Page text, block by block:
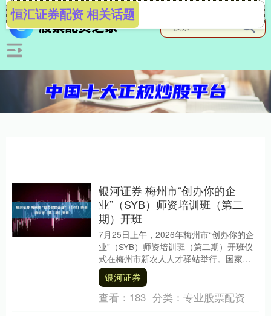
恒汇证券配资 相关话题
银河证券 梅州市“创办你的企
业”（SYB）师资培训班（第二
期）开班
7月25日上午，2026年梅州市“创办你的企
业”（SYB）师资培训班（第二期）开班仪
式在梅州市新农人人才驿站举行。国家级
创业培训师尚虹、王西侠，梅州市人力资
源和....
银河证券
查看： 183 分类： 专业股票配资